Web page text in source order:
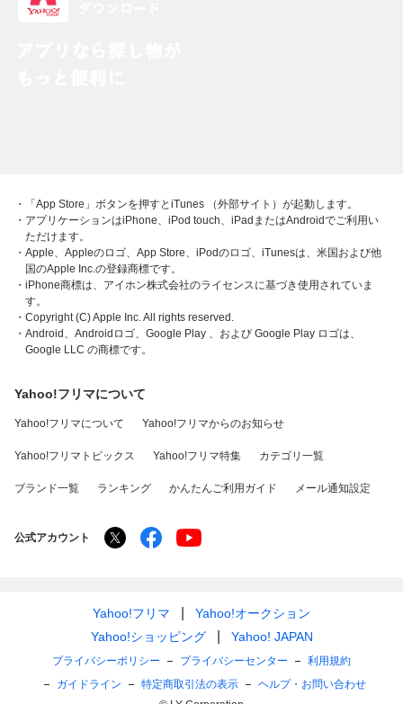
・「App Store」ボタンを押すとiTunes （外部サイト）が起動します。
・アプリケーションはiPhone、iPod touch、iPadまたはAndroidでご利用い
ただけます。
・Apple、Appleのロゴ、App Store、iPodのロゴ、iTunesは、米国および他
国のApple Inc.の登録商標です。
・iPhone商標は、アイホン株式会社のライセンスに基づき使用されていま
す。
・Copyright (C) Apple Inc. All rights reserved.
・Android、Androidロゴ、Google Play 、および Google Play ロゴは、
Google LLC の商標です。
Yahoo!フリマについて
Yahoo!フリマについて Yahoo!フリマからのお知らせ
Yahoo!フリマトピックス Yahoo!フリマ特集 カテゴリ一覧
ブランド一覧 ランキング かんたんご利用ガイド メール通知設定
公式アカウント
Yahoo!フリマ
Yahoo!オークション
Yahoo!ショッピング
Yahoo! JAPAN
プライバシーポリシー プライバシーセンター
利用規約
ガイドライン
特定商取引法の表示
ヘルプ・お問い合わせ